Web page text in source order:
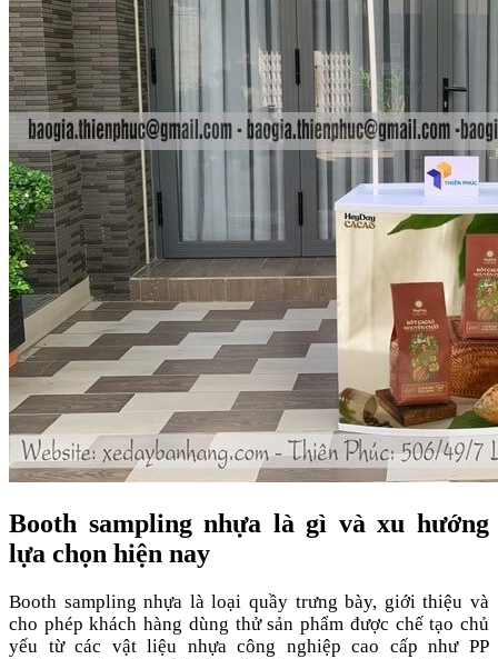
Booth sampling nhựa là gì và xu hướng
lựa chọn hiện nay
Booth sampling nhựa là loại quầy trưng bày, giới thiệu và
cho phép khách hàng dùng thử sản phẩm được chế tạo chủ
yếu từ các vật liệu nhựa công nghiệp cao cấp như PP